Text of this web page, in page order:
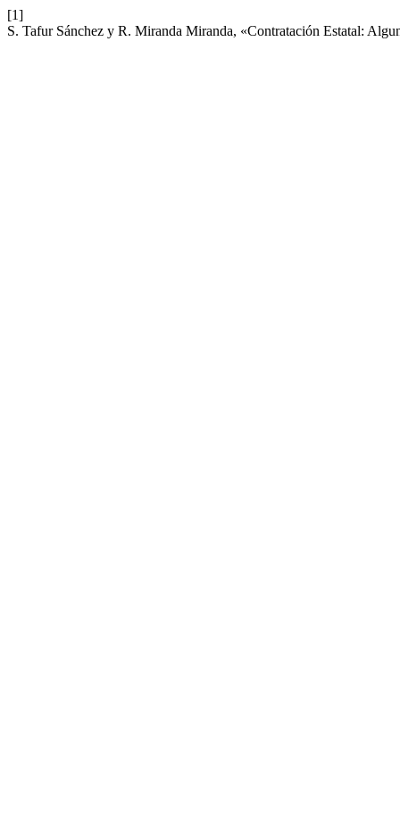
[1]
S. Tafur Sánchez y R. Miranda Miranda, «Contratación Estatal: